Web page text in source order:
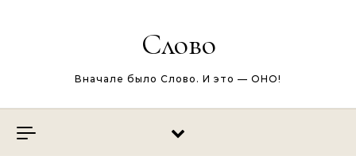
Слово
Вначале было Слово. И это — ОНО!